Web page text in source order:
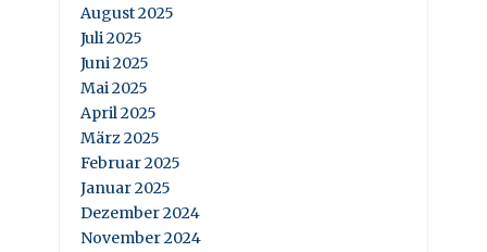
August 2025
Juli 2025
Juni 2025
Mai 2025
April 2025
März 2025
Februar 2025
Januar 2025
Dezember 2024
November 2024